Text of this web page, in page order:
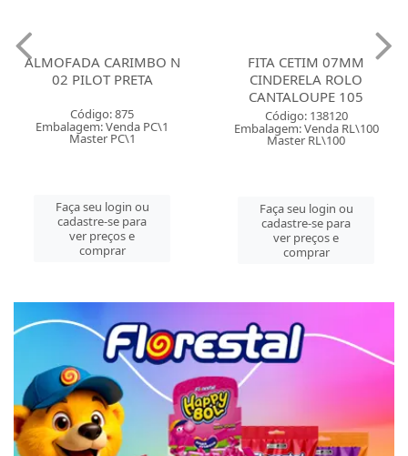
ALMOFADA CARIMBO N
02 PILOT PRETA
Código: 875
Embalagem: Venda PC\1
Master PC\1
Faça seu login ou
cadastre-se para
ver preços e
comprar
FITA CETIM 07MM
CINDERELA ROLO
CANTALOUPE 105
Código: 138120
Embalagem: Venda RL\100
Master RL\100
Faça seu login ou
cadastre-se para
ver preços e
comprar